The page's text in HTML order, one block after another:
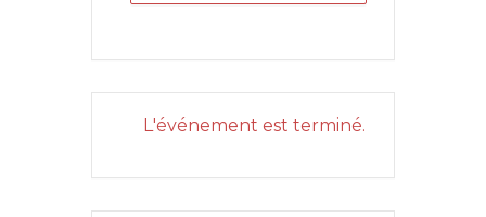
L'événement est terminé.